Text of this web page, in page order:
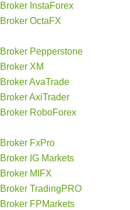
Broker InstaForex
Broker OctaFX
Broker Pepperstone
Broker XM
Broker AvaTrade
Broker AxiTrader
Broker RoboForex
Broker FxPro
Broker IG Markets
Broker MIFX
Broker TradingPRO
Broker FPMarkets